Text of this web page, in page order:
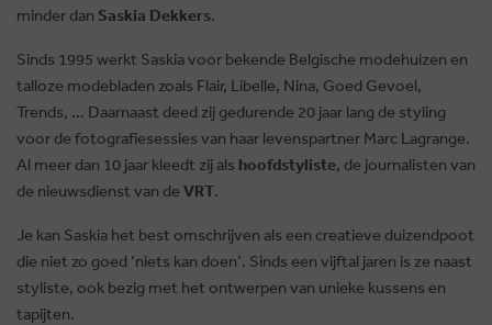
minder dan Saskia Dekkers.
Sinds 1995 werkt Saskia voor bekende Belgische modehuizen en
talloze modebladen zoals Flair, Libelle, Nina, Goed Gevoel,
Trends, … Daarnaast deed zij gedurende 20 jaar lang de styling
voor de fotografiesessies van haar levenspartner Marc Lagrange.
Al meer dan 10 jaar kleedt zij als hoofdstyliste, de journalisten van
de nieuwsdienst van de VRT.
Je kan Saskia het best omschrijven als een creatieve duizendpoot
die niet zo goed ‘niets kan doen’. Sinds een vijftal jaren is ze naast
styliste, ook bezig met het ontwerpen van unieke kussens en
tapijten.